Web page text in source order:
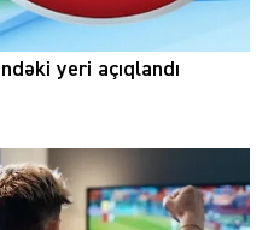
yeri açıqlandı